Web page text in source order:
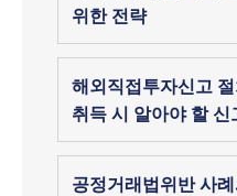
위한 전략
해외직접투자신고
취득 시 알아야 할 신
공정거래법위반 사